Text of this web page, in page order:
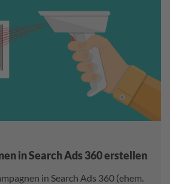
in Search Ads 360 erstellen
in Search Ads 360 (ehem.